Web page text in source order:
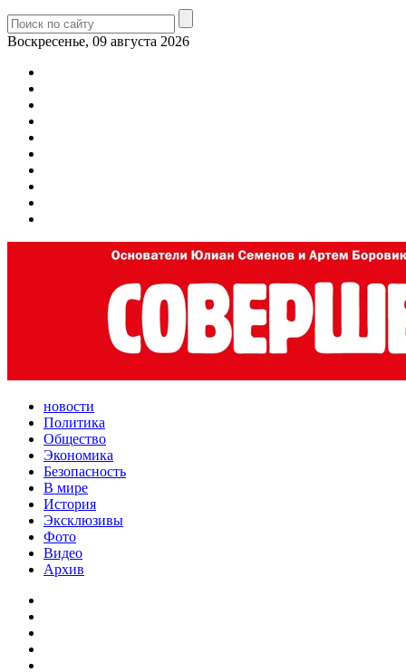
Воскресенье, 09 августа 2026
новости
Политика
Общество
Экономика
Безопасность
В мире
История
Эксклюзивы
Фото
Видео
Архив